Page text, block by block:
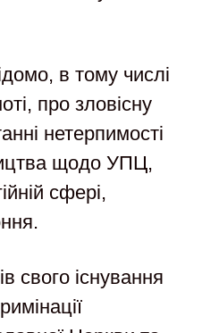
в тому числі
про зловісну
нетерпимості
щодо УПЦ,
сфері,
свого існування